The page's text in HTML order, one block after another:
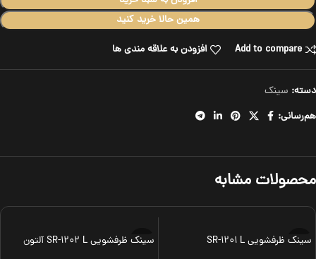
همین حالا خرید کنید
Add to compare
افزودن به علاقه مندی ها
دسته: سینک
هم‌رسانی:
محصولات مشابه
سینک ظرفشویی SR-۱۲۰۱ L سینک ظرفشویی SR-۱۲۰۲ L آلتون